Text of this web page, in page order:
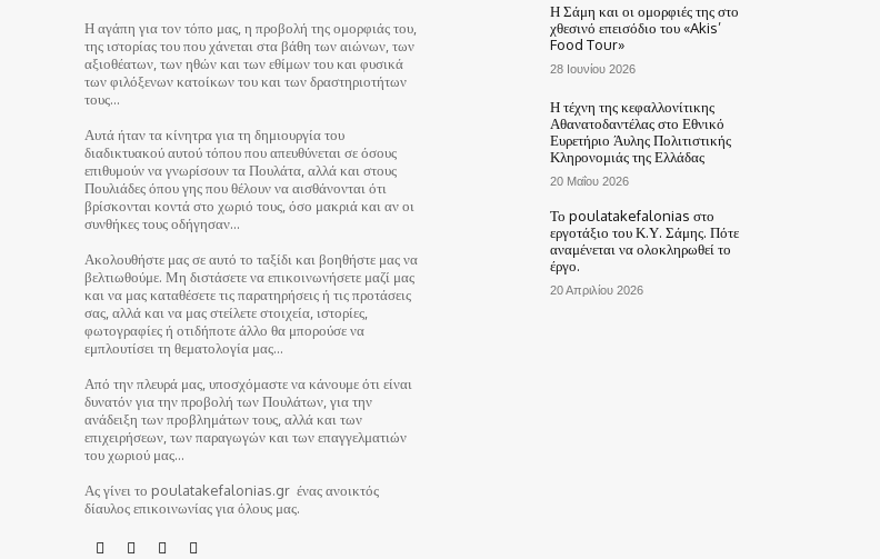
Η αγάπη για τον τόπο μας, η προβολή της ομορφιάς του,
της ιστορίας του που χάνεται στα βάθη των αιώνων, των
αξιοθέατων, των ηθών και των εθίμων του και φυσικά
των φιλόξενων κατοίκων του και των δραστηριοτήτων
τους…
Αυτά ήταν τα κίνητρα για τη δημιουργία του
διαδικτυακού αυτού τόπου που απευθύνεται σε όσους
επιθυμούν να γνωρίσουν τα Πουλάτα, αλλά και στους
Πουλιάδες όπου γης που θέλουν να αισθάνονται ότι
βρίσκονται κοντά στο χωριό τους, όσο μακριά και αν οι
συνθήκες τους οδήγησαν…
Ακολουθήστε μας σε αυτό το ταξίδι και βοηθήστε μας να
βελτιωθούμε. Μη διστάσετε να επικοινωνήσετε μαζί μας
και να μας καταθέσετε τις παρατηρήσεις ή τις προτάσεις
σας, αλλά και να μας στείλετε στοιχεία, ιστορίες,
φωτογραφίες ή οτιδήποτε άλλο θα μπορούσε να
εμπλουτίσει τη θεματολογία μας…
Από την πλευρά μας, υποσχόμαστε να κάνουμε ότι είναι
δυνατόν για την προβολή των Πουλάτων, για την
ανάδειξη των προβλημάτων τους, αλλά και των
επιχειρήσεων, των παραγωγών και των επαγγελματιών
του χωριού μας…
Ας γίνει το poulatakefalonias.gr ένας ανοικτός
δίαυλος επικοινωνίας για όλους μας.
Η Σάμη και οι ομορφιές της στο
χθεσινό επεισόδιο του «Akis’
Food Tour»
28 Ιουνίου 2026
Η τέχνη της κεφαλλονίτικης
Αθανατοδαντέλας στο Εθνικό
Ευρετήριο Άυλης Πολιτιστικής
Κληρονομιάς της Ελλάδας
20 Μαΐου 2026
Το poulatakefalonias στο
εργοτάξιο του Κ.Υ. Σάμης. Πότε
αναμένεται να ολοκληρωθεί το
έργο.
20 Απριλίου 2026